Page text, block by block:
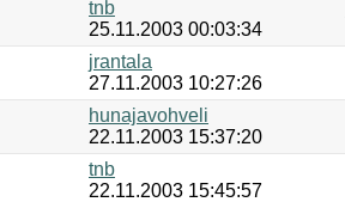
tnb
25.11.2003 00:03:34
jrantala
27.11.2003 10:27:26
hunajavohveli
22.11.2003 15:37:20
tnb
22.11.2003 15:45:57